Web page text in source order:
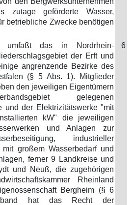
zutage geförderte Wasser,
betriebliche Zwecke benötigen
umfaßt das in Nordrhein-
der Erft und
angrenzende Bezirke des
(§ 5 Abs. 1). Mitglieder
den jeweiligen Eigentümern
gelegenen
und der Elektrizitätswerke "mit
kW" die jeweiligen
und Anlagen zur
industrieller
großem Wasserbedarf und
ferner 9 Landkreise und
und Neuß, die zugehörigen
Rheinland
Bergheim (§ 6
hat das Recht der
6